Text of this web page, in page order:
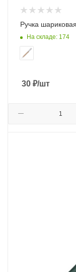
Ручка
На складе: 174
30 ₽/шт